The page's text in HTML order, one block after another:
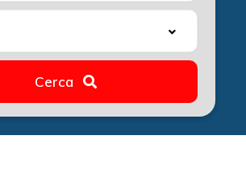
Cerca